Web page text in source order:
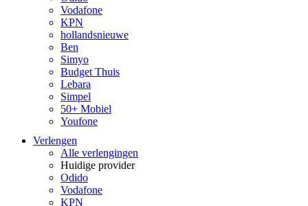
Vodafone
KPN
hollandsnieuwe
Ben
Simyo
Budget Thuis
Lebara
Simpel
50+ Mobiel
Youfone
Verlengen
Alle verlengingen
Huidige provider
Odido
Vodafone
KPN